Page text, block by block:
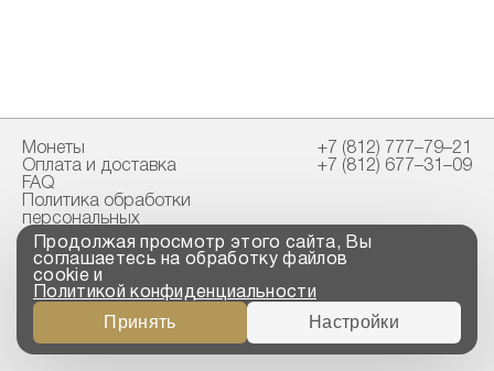
Монеты
Оплата и доставка
FAQ
Политика обработки
персональных
данных
Свидетельство
пробирной палаты
+7 (812) 777–79–21
+7 (812) 677–31–09
Copyright © 2023-2026
“ООО ТРОЙСКИЙ
СТАНДАРТ”
Продолжая просмотр этого сайта, Вы
соглашаетесь на обработку файлов
cookie и
Политикой конфиденциальности
Принять Настройки